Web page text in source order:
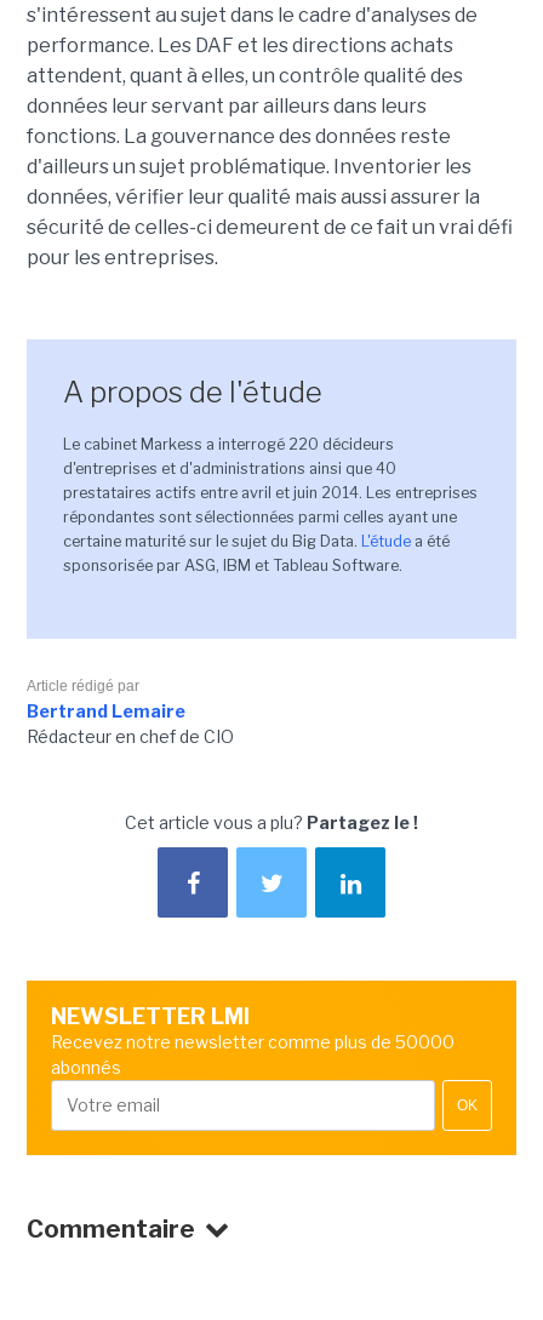
s'intéressent au sujet dans le cadre d'analyses de
performance. Les DAF et les directions achats
attendent, quant à elles, un contrôle qualité des
données leur servant par ailleurs dans leurs
fonctions. La gouvernance des données reste
d'ailleurs un sujet problématique. Inventorier les
données, vérifier leur qualité mais aussi assurer la
sécurité de celles-ci demeurent de ce fait un vrai défi
pour les entreprises.
A propos de l'étude
Le cabinet Markess a interrogé 220 décideurs
d'entreprises et d'administrations ainsi que 40
prestataires actifs entre avril et juin 2014. Les entreprises
répondantes sont sélectionnées parmi celles ayant une
certaine maturité sur le sujet du Big Data. L'étudea été
sponsorisée par ASG, IBM et Tableau Software.
Article rédigé par
Bertrand Lemaire
Rédacteur en chef de CIO
Cet article vous a plu? Partagez le !
NEWSLETTER LMI
Recevez notre newsletter comme plus de 50000
abonnés
OK
Commentaire